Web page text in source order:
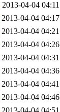
2013-04-04 04:11
2013-04-04 04:17
2013-04-04 04:21
2013-04-04 04:26
2013-04-04 04:31
2013-04-04 04:36
2013-04-04 04:41
2013-04-04 04:46